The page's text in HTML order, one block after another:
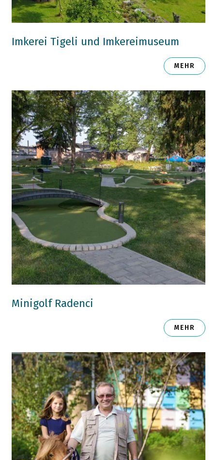
Imkerei Tigeli und Imkereimuseum
MEHR
Minigolf Radenci
MEHR